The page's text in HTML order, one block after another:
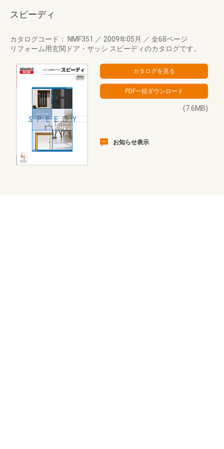
スピーディ
カタログコード： NMF351 ／ 2009年05月 ／ 全68ページ
リフォーム用玄関ドア・サッシ スピーディのカタログです。
(7.6MB)
お知らせ表示